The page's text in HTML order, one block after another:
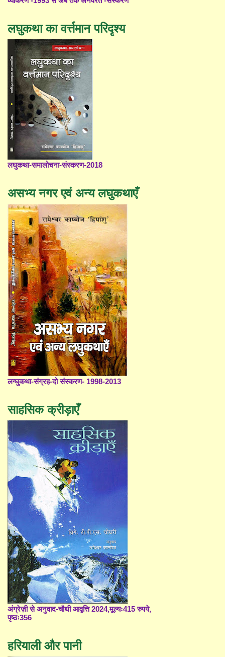
लघुकथा का वर्त्तमान परिदृश्य
लघुकथा-समालोचना-संस्करण-2018
असभ्य नगर एवं अन्य लघुकथाएँ
लग्घुकथा-संग्रह-दो संस्करण- 1998-2013
साहसिक क्रीड़ाएँ
अंग्रेज़ी से अनुवाद-चौथी आवृत्ति 2024,मूल्यः415 रुपये,
पृष्ठः356
हरियाली और पानी